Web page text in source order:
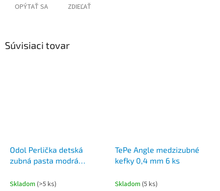
OPÝTAŤ SA ZDIEĽAŤ
Súvisiaci tovar
Odol Perlička detská
zubná pasta modrá
Skladom (>5 ks)
TePe Angle medzizubné
kefky 0,4 mm 6 ks
Skladom (5 ks)